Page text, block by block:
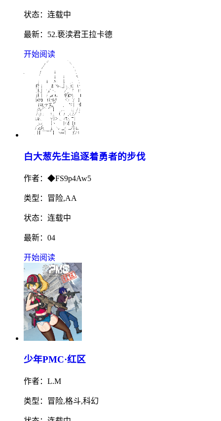
状态：连载中
最新：52.亵渎君王拉卡德
开始阅读
白大葱先生追逐着勇者的步伐
作者：◆FS9p4Aw5
类型：冒险,AA
状态：连载中
最新：04
开始阅读
少年PMC·红区
作者：L.M
类型：冒险,格斗,科幻